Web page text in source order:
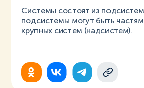
Системы состоят из
подсистемы могут быть
крупных систем (надсистем).